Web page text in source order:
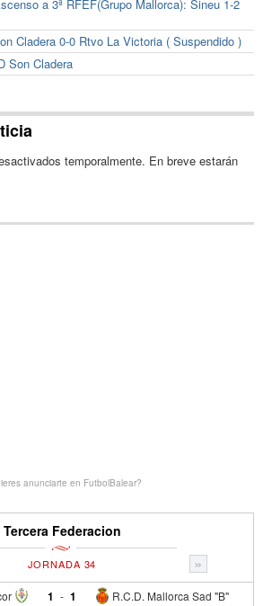
a 3ª RFEF(Grupo Mallorca): Sineu 1-2
Cladera 0-0 Rtvo La Victoria ( Suspendido )
Son Cladera
temporalmente. En breve estarán
anunciarte en FutbolBalear?
Tercera Federacion
»
JORNADA 34
1 - R.C.D. Mallorca Sad "B"
1